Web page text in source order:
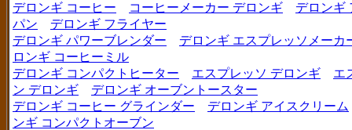
デロンギ コーヒー
コーヒーメーカー デロンギ
デロンギ
パン
デロンギ フライヤー
デロンギ パワーブレンダー
デロンギ エスプレッソメーカ
ロンギ コーヒーミル
デロンギ コンパクトヒーター
エスプレッソ デロンギ
エ
ン デロンギ
デロンギ オーブントースター
デロンギ コーヒー グラインダー
デロンギ アイスクリーム
ンギ コンパクトオーブン